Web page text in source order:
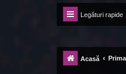
Legături rapide
Forum
-= Idei pentru viitor =-
Acasă